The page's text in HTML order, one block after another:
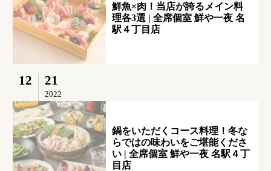
鮮魚×肉！当店が誇るメイン料
理各3選 | 全席個室 鮮や一夜 名
駅４丁目店
12 21
2022
鍋をいただくコース料理！冬な
らではの味わいをご堪能くださ
い | 全席個室 鮮や一夜 名駅４丁
目店